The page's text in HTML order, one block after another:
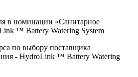
в номинации «Санитарное
™ Battery Watering System
по выбору поставщика
- HydroLink ™ Battery Watering